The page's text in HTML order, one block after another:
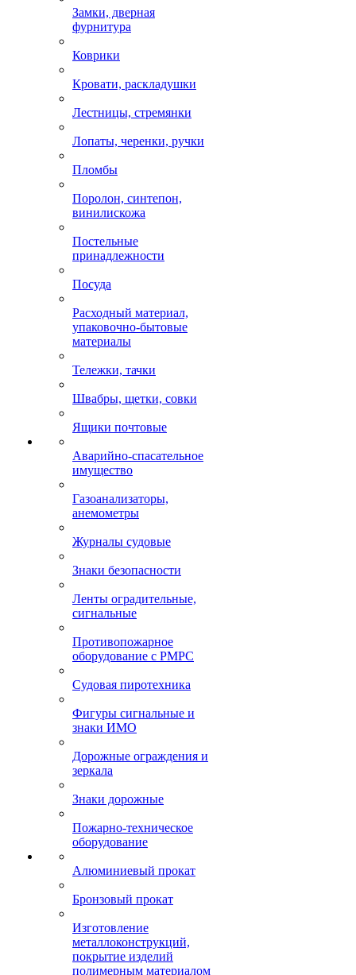
Замки, дверная
фурнитура
Коврики
Кровати, раскладушки
Лестницы, стремянки
Лопаты, черенки, ручки
Пломбы
Поролон, синтепон,
винилискожа
Постельные
принадлежности
Посуда
Расходный материал,
упаковочно-бытовые
материалы
Тележки, тачки
Швабры, щетки, совки
Ящики почтовые
Аварийно-спасательное
имущество
Газоанализаторы,
анемометры
Журналы судовые
Знаки безопасности
Ленты оградительные,
сигнальные
Противопожарное
оборудование с РМРС
Судовая пиротехника
Фигуры сигнальные и
знаки ИМО
Дорожные ограждения и
зеркала
Знаки дорожные
Пожарно-техническое
оборудование
Алюминиевый прокат
Бронзовый прокат
Изготовление
металлоконструкций,
покрытие изделий
полимерным материалом